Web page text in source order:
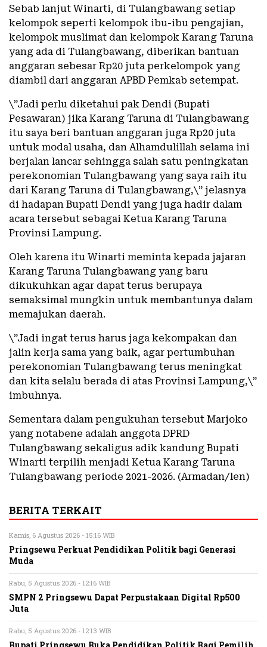
Sebab lanjut Winarti, di Tulangbawang setiap
kelompok seperti kelompok ibu-ibu pengajian,
kelompok muslimat dan kelompok Karang Taruna
yang ada di Tulangbawang, diberikan bantuan
anggaran sebesar Rp20 juta perkelompok yang
diambil dari anggaran APBD Pemkab setempat.
\”Jadi perlu diketahui pak Dendi (Bupati
Pesawaran) jika Karang Taruna di Tulangbawang
itu saya beri bantuan anggaran juga Rp20 juta
untuk modal usaha, dan Alhamdulillah selama ini
berjalan lancar sehingga salah satu peningkatan
perekonomian Tulangbawang yang saya raih itu
dari Karang Taruna di Tulangbawang,\” jelasnya
di hadapan Bupati Dendi yang juga hadir dalam
acara tersebut sebagai Ketua Karang Taruna
Provinsi Lampung.
Oleh karena itu Winarti meminta kepada jajaran
Karang Taruna Tulangbawang yang baru
dikukuhkan agar dapat terus berupaya
semaksimal mungkin untuk membantunya dalam
memajukan daerah.
\”Jadi ingat terus harus jaga kekompakan dan
jalin kerja sama yang baik, agar pertumbuhan
perekonomian Tulangbawang terus meningkat
dan kita selalu berada di atas Provinsi Lampung,\”
imbuhnya.
Sementara dalam pengukuhan tersebut Marjoko
yang notabene adalah anggota DPRD
Tulangbawang sekaligus adik kandung Bupati
Winarti terpilih menjadi Ketua Karang Taruna
Tulangbawang periode 2021-2026. (Armadan/len)
BERITA TERKAIT
Kamis, 6 Agustus 2026 - 15:16 WIB
Pringsewu Perkuat Pendidikan Politik bagi Generasi
Muda
Rabu, 5 Agustus 2026 - 12:16 WIB
SMPN 2 Pringsewu Dapat Perpustakaan Digital Rp500
Juta
Rabu, 5 Agustus 2026 - 12:13 WIB